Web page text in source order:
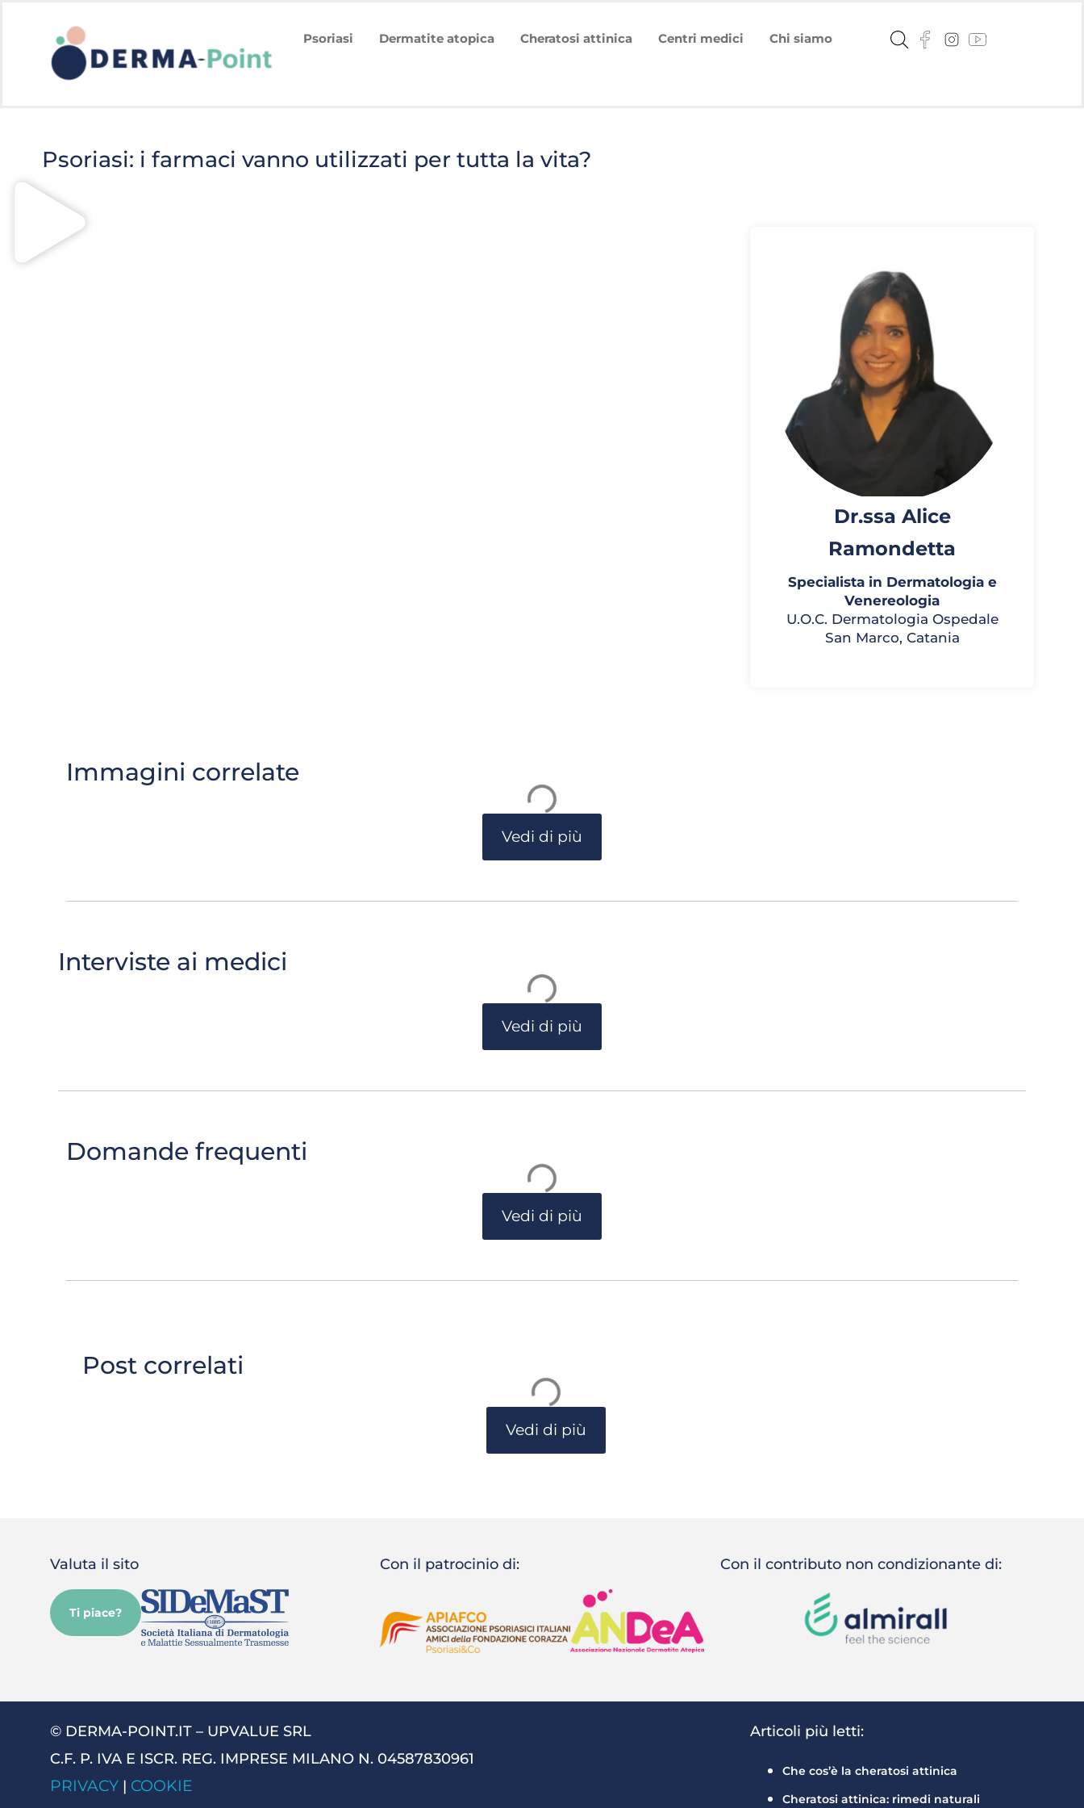
Psoriasi Dermatite atopica Cheratosi attinica Centri medici Chi siamo
Psoriasi: i farmaci vanno utilizzati per tutta la vita?
Dr.ssa Alice
Ramondetta
Specialista in Dermatologia e
Venereologia
U.O.C. Dermatologia Ospedale
San Marco, Catania
Immagini correlate
Vedi di più
Interviste ai medici
Vedi di più
Domande frequenti
Vedi di più
Post correlati
Vedi di più
Valuta il sito
Ti piace?
Con il patrocinio di: Con il contributo non condizionante di:
© DERMA-POINT.IT – UPVALUE SRL
C.F. P. IVA E ISCR. REG. IMPRESE MILANO N. 04587830961
PRIVACY | COOKIE
Articoli più letti:
Che cos’è la cheratosi attinica
Cheratosi attinica: rimedi naturali